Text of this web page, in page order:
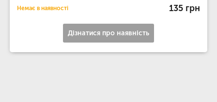
Немає в наявності 135 грн
Дізнатися про наявність